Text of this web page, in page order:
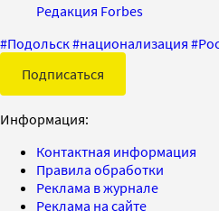
Редакция Forbes
#Подольск#национализация #
Подписаться
Информация:
Контактная информация
Правила обработки
Реклама в журнале
Реклама на сайте